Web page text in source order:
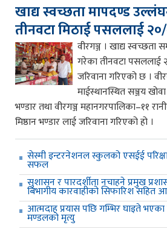
खाद्य स्वच्छता मापदण्ड
तीनवटा मिठाई पसललाई
वीरगञ्ज । खाद्य स्वच्छता
गरेका तीनवटा पसललाई
जरिवाना गरिएको छ ।
माईस्थानस्थित सञ्जय
भण्डार तथा वीरगञ्ज महानगरपालिका–११
मिष्ठान भण्डार लाई जरिवाना गरिएको हो ।
सेस्मी इन्टरनेशनल स्कुलको एसईई
सफल
सुशासन र पारदर्शीता नचाहने प्रमुख
बिभागीय कारवाहीको सिफारिश सहित
आत्मदाह प्रयास पछि गम्भिर घाइते भएका
मण्डलको मृत्यु